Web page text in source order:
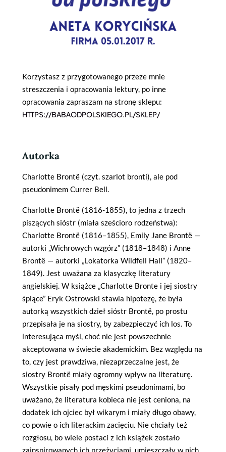
Korzystasz z przygotowanego przeze mnie
streszczenia i opracowania lektury, po inne
opracowania zapraszam na stronę sklepu:
HTTPS://BABAODPOLSKIEGO.PL/SKLEP/
Autorka
Charlotte Brontë (czyt. szarlot bronti), ale pod
pseudonimem Currer Bell.
Charlotte Brontë (1816-1855), to jedna z trzech
piszących sióstr (miała sześcioro rodzeństwa):
Charlotte Brontë (1816–1855), Emily Jane Brontë —
autorki „Wichrowych wzgórz” (1818–1848) i Anne
Brontë — autorki „Lokatorka Wildfell Hall” (1820–
1849). Jest uważana za klasyczkę literatury
angielskiej. W książce „Charlotte Bronte i jej siostry
śpiące” Eryk Ostrowski stawia hipotezę, że była
autorką wszystkich dzieł sióstr Brontë, po prostu
przepisała je na siostry, by zabezpieczyć ich los. To
interesująca myśl, choć nie jest powszechnie
akceptowana w świecie akademickim. Bez względu na
to, czy jest prawdziwa, niezaprzeczalne jest, że
siostry Brontë miały ogromny wpływ na literaturę.
Wszystkie pisały pod męskimi pseudonimami, bo
uważano, że literatura kobieca nie jest ceniona, na
dodatek ich ojciec był wikarym i miały długo obawy,
co powie o ich literackim zacięciu. Nie chciały też
rozgłosu, bo wiele postaci z ich książek zostało
zainspirowanych ich przeżyciami, umieszczały w nich